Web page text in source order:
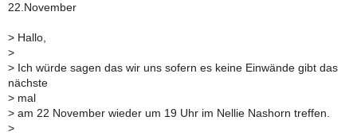
22.November
> Hallo,
>
> Ich würde sagen das wir uns sofern es keine Einwände gibt das
nächste
> mal
> am 22 November wieder um 19 Uhr im Nellie Nashorn treffen.
>